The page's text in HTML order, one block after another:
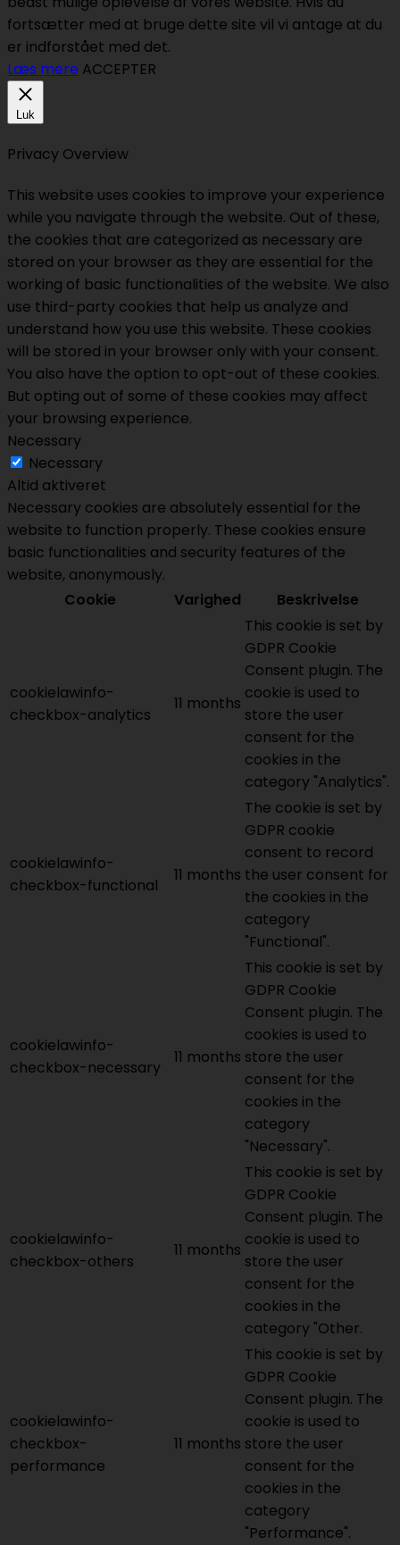
fortsætter med at bruge dette site vil vi antage at du
er indforstået med det.
Læs mere ACCEPTER
Luk
Privacy Overview
This website uses cookies to improve your experience
while you navigate through the website. Out of these,
the cookies that are categorized as necessary are
stored on your browser as they are essential for the
working of basic functionalities of the website. We also
use third-party cookies that help us analyze and
understand how you use this website. These cookies
will be stored in your browser only with your consent.
You also have the option to opt-out of these cookies.
But opting out of some of these cookies may affect
your browsing experience.
Necessary
Necessary
Altid aktiveret
Necessary cookies are absolutely essential for the
website to function properly. These cookies ensure
basic functionalities and security features of the
website, anonymously.
Cookie
Varighed Beskrivelse
cookielawinfo-
checkbox-analytics
11 months
This cookie is set by
GDPR Cookie
Consent plugin. The
cookie is used to
store the user
consent for the
cookies in the
category "Analytics".
cookielawinfo-
checkbox-functional
11 months
The cookie is set by
GDPR cookie
consent to record
the user consent for
the cookies in the
category
"Functional".
cookielawinfo-
checkbox-necessary
11 months
This cookie is set by
GDPR Cookie
Consent plugin. The
cookies is used to
store the user
consent for the
cookies in the
category
"Necessary".
cookielawinfo-
checkbox-others
11 months
This cookie is set by
GDPR Cookie
Consent plugin. The
cookie is used to
store the user
consent for the
cookies in the
category "Other.
cookielawinfo-
checkbox-
performance
11 months
This cookie is set by
GDPR Cookie
Consent plugin. The
cookie is used to
store the user
consent for the
cookies in the
category
"Performance".